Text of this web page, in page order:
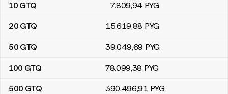
10 GTQ 7.809,94 PYG
20 GTQ 15.619,88 PYG
50 GTQ 39.049,69 PYG
100 GTQ 78.099,38 PYG
500 GTQ 390.496,91 PYG